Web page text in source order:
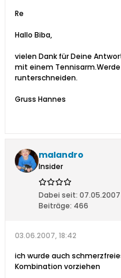
Re
Hallo Biba,
vielen Dank für Deine
mit einem
runterschneiden.
Gruss Hannes
malandro
Insider
Dabei seit: 07.05.2007
Beiträge: 466
03.06.2007, 18:42
ich wurde auch
Kombination vorziehen